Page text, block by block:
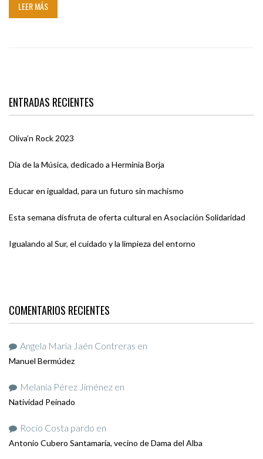
LEER MÁS
ENTRADAS RECIENTES
Oliva’n Rock 2023
Día de la Música, dedicado a Herminia Borja
Educar en igualdad, para un futuro sin machismo
Esta semana disfruta de oferta cultural en Asociación Solidaridad
Igualando al Sur, el cuidado y la limpieza del entorno
COMENTARIOS RECIENTES
Angela María Jaén Contreras en
Manuel Bermúdez
Melania Pérez Jiménez en
Natividad Peinado
Rocio Costa pardo en
Antonio Cubero Santamaría, vecino de Dama del Alba